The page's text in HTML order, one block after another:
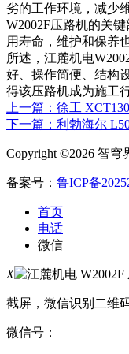
劣的工作环境，减少
W2002F压路机的关
用寿命，维护和保养
所述，江麓机电
好、操作简便、结构
得该压路机成为施工
上一篇：徐工
下一篇：利勃海尔
Copyright ©2026 智
备案号： 鲁ICP备
首页
电话
微信
X
截屏，微信识别二维
微信号：